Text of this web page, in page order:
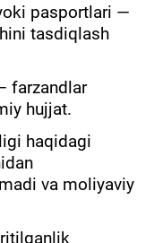
pasportlari —
tasdiqlash
farzandlar
hujjat.
haqidagi
va moliyaviy